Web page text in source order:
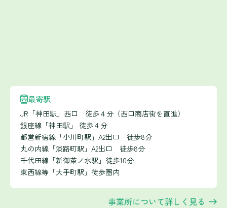
最寄駅
JR「神田駅」西口 徒歩４分（西口商店街を直進）
銀座線「神田駅」 徒歩４分
都営新宿線「小川町駅」A2出口 徒歩8分
丸の内線「淡路町駅」A2出口 徒歩8分
千代田線「新御茶ノ水駅」徒歩10分
東西線等「大手町駅」徒歩圏内
事業所について詳しく見る